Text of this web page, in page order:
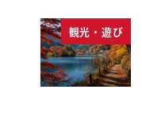
観光・遊び